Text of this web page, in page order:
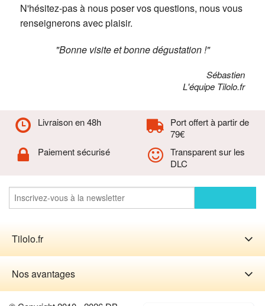
N'hésitez-pas à nous poser vos questions, nous vous
renseignerons avec plaisir.
"Bonne visite et bonne dégustation !"
Sébastien
L'équipe Tilolo.fr
Livraison en 48h
Port offert à partir de
79€
Paiement sécurisé
Transparent sur les
DLC
Tilolo.fr
Nos avantages